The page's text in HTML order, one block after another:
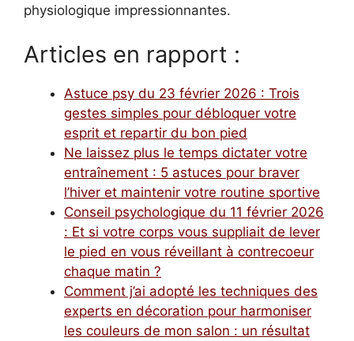
physiologique impressionnantes.
Articles en rapport :
Astuce psy du 23 février 2026 : Trois
gestes simples pour débloquer votre
esprit et repartir du bon pied
Ne laissez plus le temps dictater votre
entraînement : 5 astuces pour braver
l’hiver et maintenir votre routine sportive
Conseil psychologique du 11 février 2026
: Et si votre corps vous suppliait de lever
le pied en vous réveillant à contrecoeur
chaque matin ?
Comment j’ai adopté les techniques des
experts en décoration pour harmoniser
les couleurs de mon salon : un résultat